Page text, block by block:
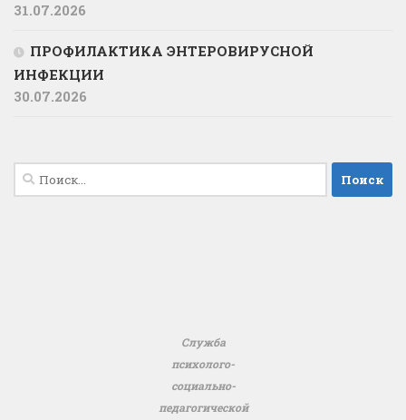
31.07.2026
ПРОФИЛАКТИКА ЭНТЕРОВИРУСНОЙ
ИНФЕКЦИИ
30.07.2026
Найти:
Служба
психолого-
социально-
педагогической